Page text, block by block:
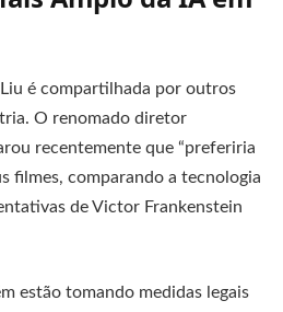
é compartilhada por outros
O renomado diretor
recentemente que “preferiria
filmes, comparando a tecnologia
de Victor Frankenstein
estão tomando medidas legais